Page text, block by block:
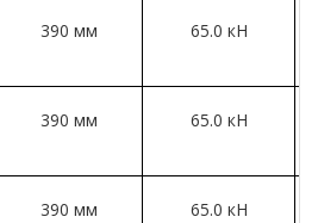
390 мм 65.0 кН
390 мм 65.0 кН
390 мм 65.0 кН